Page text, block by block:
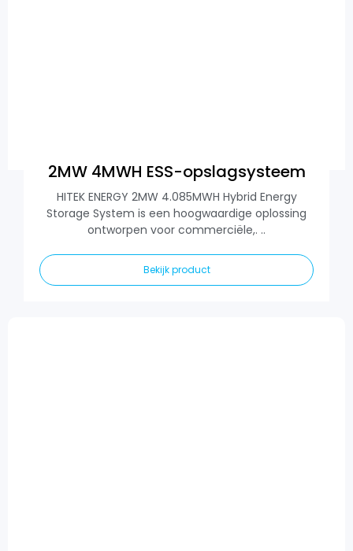
2MW 4MWH ESS-opslagsysteem
HITEK ENERGY 2MW 4.085MWH Hybrid Energy
Storage System is een hoogwaardige oplossing
ontworpen voor commerciële,. ..
Bekijk product